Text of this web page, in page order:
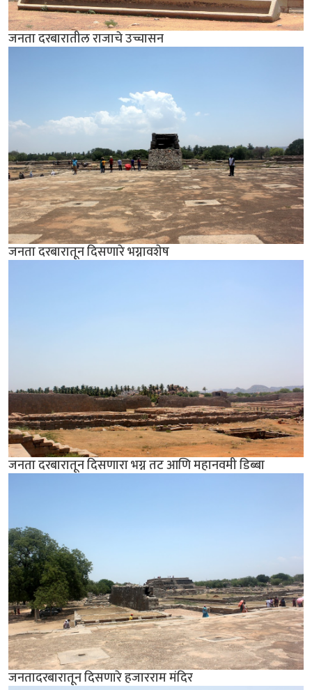
जनता दरबारातील राजाचे उच्चासन
जनता दरबारातून दिसणारे भग्नावशेष
जनता दरबारातून दिसणारा भग्न तट आणि महानवमी डिब्बा
जनतादरबारातून दिसणारे हजारराम मंदिर